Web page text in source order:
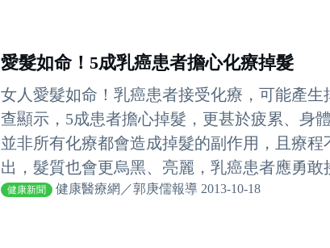
愛髮如命！5成乳癌患者擔心化療掉髮
女人愛髮如命！乳癌患者接受化療，可能產
查顯示，5成患者擔心掉髮，更甚於疲累、身
並非所有化療都會造成掉髮的副作用，且療
出，髮質也會更烏黑、亮麗，乳癌患者應勇
健康新聞 健康醫療網／郭庚儒報導 2013-10-18